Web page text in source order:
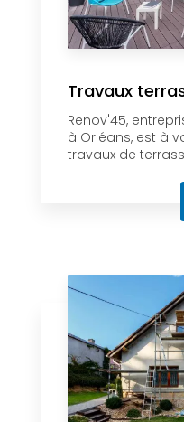
Travaux
Renov'45,
à Orléans, est à
travaux de